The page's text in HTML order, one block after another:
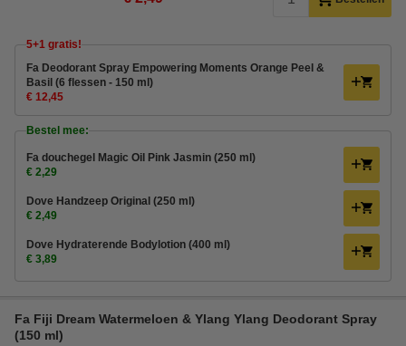
5+1 gratis!
Fa Deodorant Spray Empowering Moments Orange Peel &
Basil (6 flessen - 150 ml)
€ 12,45
Bestel mee:
Fa douchegel Magic Oil Pink Jasmin (250 ml)
€ 2,29
Dove Handzeep Original (250 ml)
€ 2,49
Dove Hydraterende Bodylotion (400 ml)
€ 3,89
Fa Fiji Dream Watermeloen & Ylang Ylang Deodorant Spray
(150 ml)